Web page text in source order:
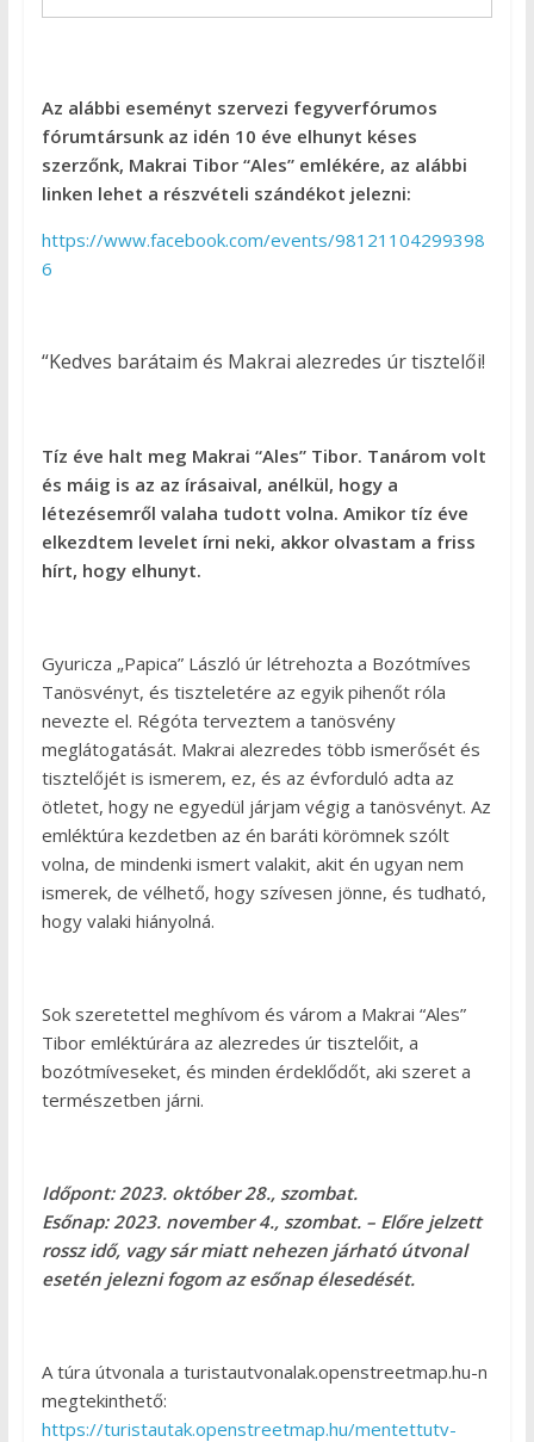
Az alábbi eseményt szervezi fegyverfórumos
fórumtársunk az idén 10 éve elhunyt késes
szerzőnk, Makrai Tibor “Ales” emlékére, az alábbi
linken lehet a részvételi szándékot jelezni:
https://www.facebook.com/events/98121104299398
6
“Kedves barátaim és Makrai alezredes úr tisztelői!
Tíz éve halt meg Makrai “Ales” Tibor. Tanárom volt
és máig is az az írásaival, anélkül, hogy a
létezésemről valaha tudott volna. Amikor tíz éve
elkezdtem levelet írni neki, akkor olvastam a friss
hírt, hogy elhunyt.
Gyuricza „Papica” László úr létrehozta a Bozótmíves
Tanösvényt, és tiszteletére az egyik pihenőt róla
nevezte el. Régóta terveztem a tanösvény
meglátogatását. Makrai alezredes több ismerősét és
tisztelőjét is ismerem, ez, és az évforduló adta az
ötletet, hogy ne egyedül járjam végig a tanösvényt. Az
emléktúra kezdetben az én baráti körömnek szólt
volna, de mindenki ismert valakit, akit én ugyan nem
ismerek, de vélhető, hogy szívesen jönne, és tudható,
hogy valaki hiányolná.
Sok szeretettel meghívom és várom a Makrai “Ales”
Tibor emléktúrára az alezredes úr tisztelőit, a
bozótmíveseket, és minden érdeklődőt, aki szeret a
természetben járni.
Időpont: 2023. október 28., szombat.
Esőnap: 2023. november 4., szombat. – Előre jelzett
rossz idő, vagy sár miatt nehezen járható útvonal
esetén jelezni fogom az esőnap élesedését.
A túra útvonala a turistautvonalak.openstreetmap.hu-n
megtekinthető:
https://turistautak.openstreetmap.hu/mentettutv-